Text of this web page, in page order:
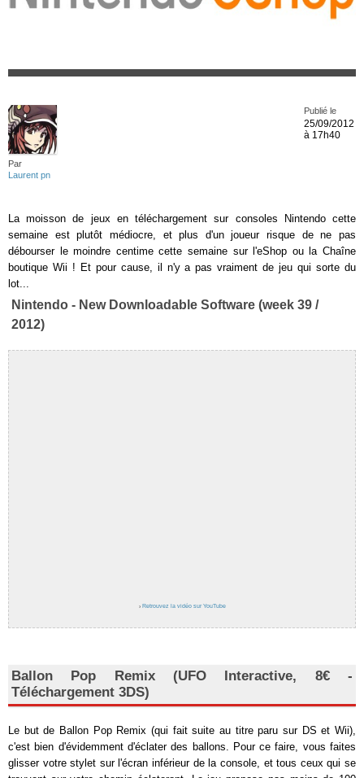
Par
Laurent pn
Publié le
25/09/2012
à 17h40
La moisson de jeux en téléchargement sur consoles Nintendo cette
semaine est plutôt médiocre, et plus d'un joueur risque de ne pas
débourser le moindre centime cette semaine sur l'eShop ou la Chaîne
boutique Wii ! Et pour cause, il n'y a pas vraiment de jeu qui sorte du
lot...
Nintendo - New Downloadable Software (week 39 /
2012)
› Retrouvez la vidéo sur YouTube
Ballon Pop Remix (UFO Interactive, 8€ -
Téléchargement 3DS)
Le but de Ballon Pop Remix (qui fait suite au titre paru sur DS et Wii),
c'est bien d'évidemment d'éclater des ballons. Pour ce faire, vous faites
glisser votre stylet sur l'écran inférieur de la console, et tous ceux qui se